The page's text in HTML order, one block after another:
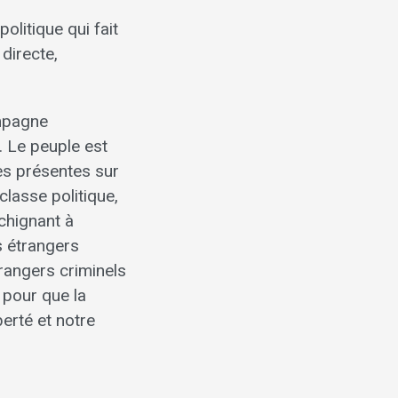
qui fait
Le peuple est
présentes sur
politique,
à
étrangers
criminels
que la
et notre